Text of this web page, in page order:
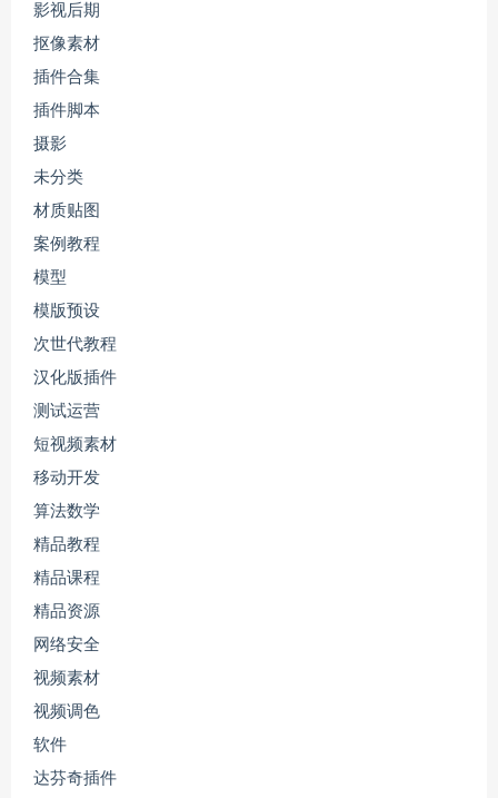
影视后期
抠像素材
插件合集
插件脚本
摄影
未分类
材质贴图
案例教程
模型
模版预设
次世代教程
汉化版插件
测试运营
短视频素材
移动开发
算法数学
精品教程
精品课程
精品资源
网络安全
视频素材
视频调色
软件
达芬奇插件